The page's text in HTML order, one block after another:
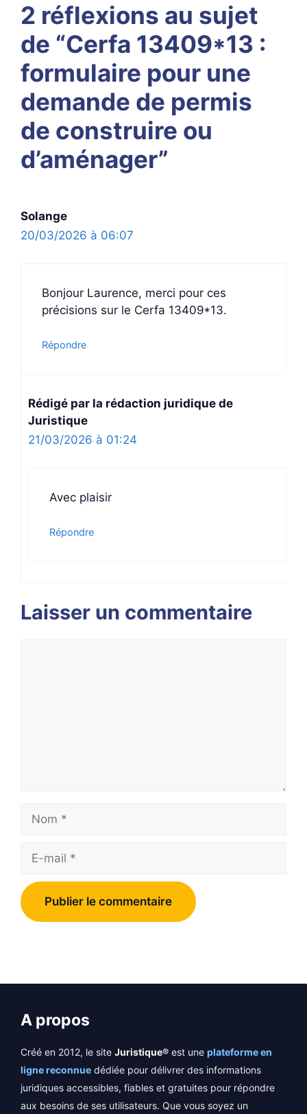
2 réflexions au sujet
de “Cerfa 13409*13 :
formulaire pour une
demande de permis
de construire ou
d’aménager”
Solange
20/03/2026 à 06:07
Bonjour Laurence, merci pour ces
précisions sur le Cerfa 13409*13.
Répondre
Rédigé par la rédaction juridique de
Juristique
21/03/2026 à 01:24
Avec plaisir
Répondre
Laisser un commentaire
mail
A propos
Créé en 2012, le site Juristique® est une plateforme en
ligne reconnue dédiée pour délivrer des informations
juridiques accessibles, fiables et gratuites pour répondre
aux besoins de ses utilisateurs. Que vous soyez un